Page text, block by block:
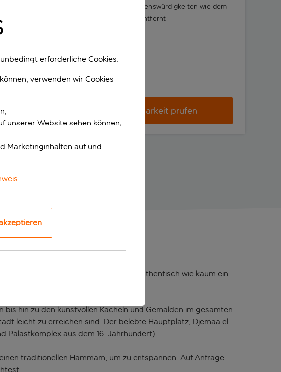
von wichtigen Sehenswürdigkeiten wie dem
Djemaa el-Fnaa entfernt
Verfügbarkeit prüfen
ist dieses Riad so bezaubernd und authentisch wie kaum ein
hin zu den kunstvollen Kacheln und Gemälden im gesamten
leicht zu erreichen sind. Der belebte Hauptplatz, Djemaa el-
Palastkomplex aus dem 16. Jahrhundert).
traditionellen Hammam, um zu entspannen. Auf Anfrage
erforderliche Cookies.
verwenden wir Cookies
unserer Website sehen können;
Marketinginhalten auf und